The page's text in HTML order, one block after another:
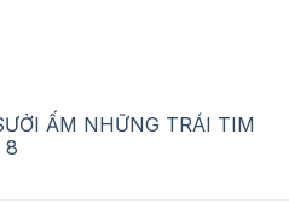
ẤM NHỮNG TRÁI TIM
8